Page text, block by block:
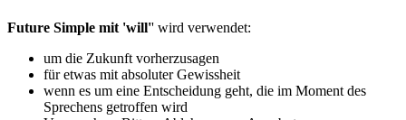
Future Simple mit 'will'' wird verwendet:
um die Zukunft vorherzusagen
für etwas mit absoluter Gewissheit
wenn es um eine Entscheidung geht, die im Moment des
Sprechens getroffen wird